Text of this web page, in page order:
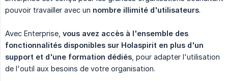
pouvoir travailler avec un nombre illimité d'utilisateurs.
Avec Enterprise, vous avez accès à l'ensemble des
fonctionnalités disponibles sur Holaspirit en plus d'un
support et d'une formation dédiés , pour adapter l'utilisation
de l'outil aux besoins de votre organisation.